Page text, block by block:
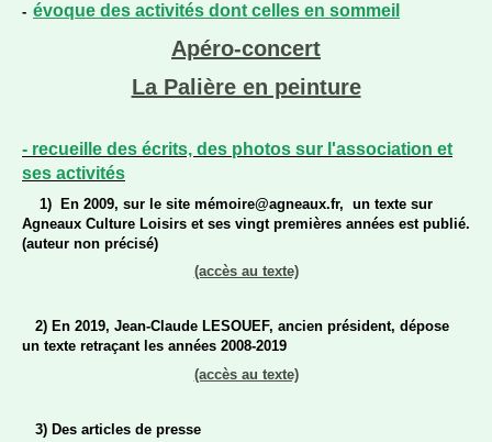
- évoque des activités dont celles en sommeil
Apéro-concert
La Palière en peinture
- recueille des écrits, des photos sur l'association et
ses activités
1) En 2009, sur le site mémoire@agneaux.fr, un texte sur
Agneaux Culture Loisirs et ses vingt premières années est publié.
(auteur non précisé)
(accès au texte)
2) En 2019, Jean-Claude LESOUEF, ancien président, dépose
un texte retraçant les années 2008-2019
(accès au texte)
3) Des articles de presse